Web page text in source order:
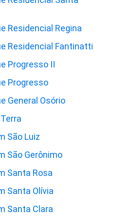
Residencial Regina
Residencial Fantinatti
Progresso II
Progresso
General Osório
São Luiz
São Gerônimo
Santa Rosa
Santa Olívia
Santa Clara